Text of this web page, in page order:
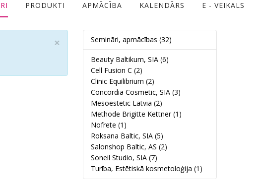
PRODUKTI APMĀCĪBA KALENDĀRS E - VEIKALS
× Semināri, apmācības (32)
Beauty Baltikum, SIA (6)
Cell Fusion C (2)
Clinic Equilibrium (2)
Concordia Cosmetic, SIA (3)
Mesoestetic Latvia (2)
Methode Brigitte Kettner (1)
Nofrete (1)
Roksana Baltic, SIA (5)
Salonshop Baltic, AS (2)
Soneil Studio, SIA (7)
Turība, Estētiskā kosmetoloģija (1)